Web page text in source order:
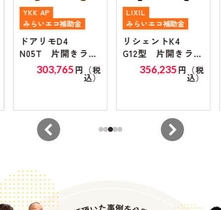
YKK AP
みらいエコ補助金
ドアリモD4
N05T 片開きラン
マ無し303,765円（税
込）
LIXIL
みらいエコ補助金
リシェントK4
G12型 片開きラン
マ無し356,235円（税
込）